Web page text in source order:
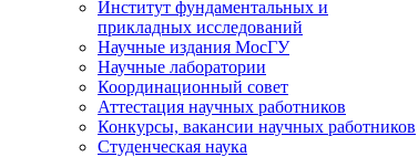
Институт фундаментальных и
прикладных исследований
Научные издания МосГУ
Научные лаборатории
Координационный совет
Аттестация научных работников
Конкурсы, вакансии научных работников
Студенческая наука